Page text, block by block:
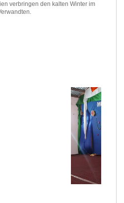
verbringen den kalten Winter im